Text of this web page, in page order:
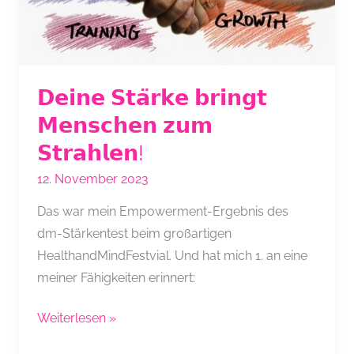
𝗗𝗲𝗶𝗻𝗲 𝗦𝘁𝗮̈𝗿𝗸𝗲 𝗯𝗿𝗶𝗻𝗴𝘁
𝗠𝗲𝗻𝘀𝗰𝗵𝗲𝗻 𝘇𝘂𝗺
𝗦𝘁𝗿𝗮𝗵𝗹𝗲𝗻!
12. November 2023
Das war mein Empowerment-Ergebnis des
dm-Stärkentest beim großartigen
HealthandMindFestvial. Und hat mich 1. an eine
meiner Fähigkeiten erinnert:
𝗗𝗲𝗶𝗻𝗲
Weiterlesen »